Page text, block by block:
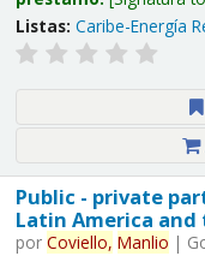
Listas: Caribe-Energía
Public - private
Latin America and
por Coviello, Manlio |